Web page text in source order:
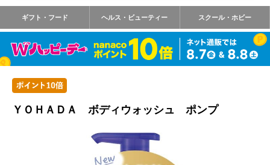
ギフト・フード ヘルス・ビューティー スクール・ホビー
ＹＯＨＡＤＡ ボディウォッシュ ポンプ